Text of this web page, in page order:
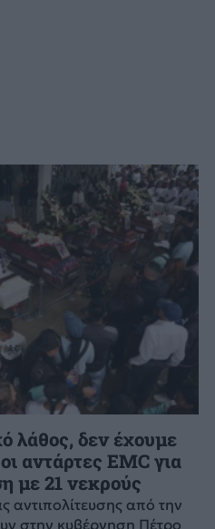
λάθος, δεν έχουμε
αντάρτες EMC για
με 21 νεκρούς
αντιπολίτευσης από την
στην κυβέρνηση Πέτρο